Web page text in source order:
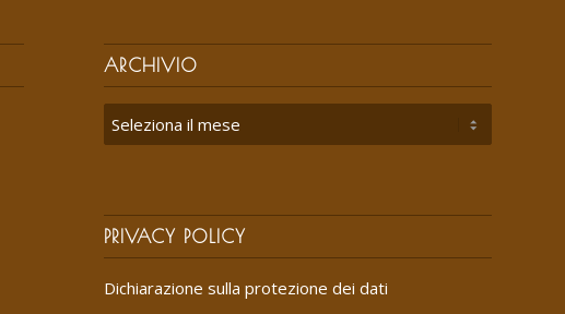
ARCHIVIO
PRIVACY POLICY
Dichiarazione sulla protezione dei dati